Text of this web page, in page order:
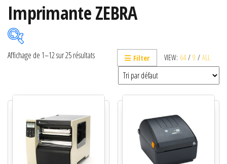
Imprimante ZEBRA
Imprimantes
Lecteurs
VIEW: 64 / 9 / ALL
Filter
Affichage de 1–12 sur 25 résultats